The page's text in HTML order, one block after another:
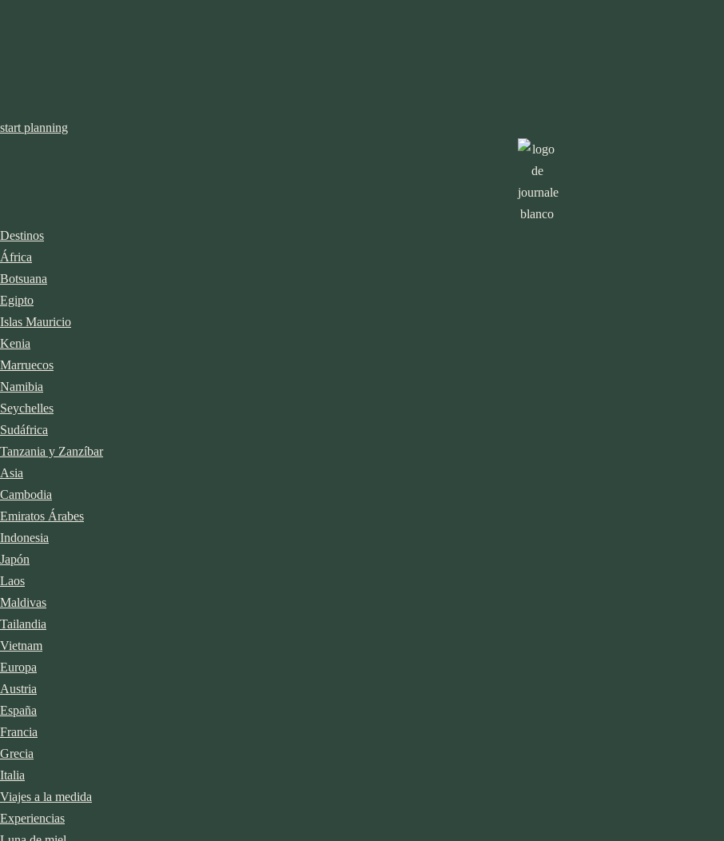
start planning
Destinos
África
Botsuana
Egipto
Islas Mauricio
Kenia
Marruecos
Namibia
Seychelles
Sudáfrica
Tanzania y Zanzíbar
Asia
Cambodia
Emiratos Árabes
Indonesia
Japón
Laos
Maldivas
Tailandia
Vietnam
Europa
Austria
España
Francia
Grecia
Italia
Viajes a la medida
Experiencias